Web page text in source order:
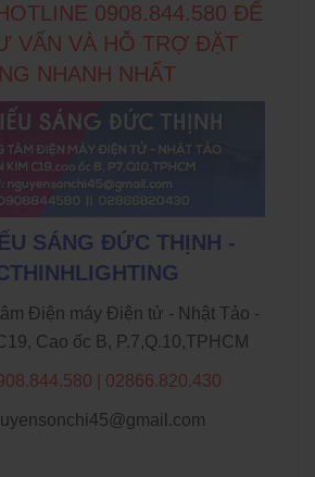
0908.844.580 ĐỂ
VẤN VÀ HỖ TRỢ ĐẶT
NHANH NHẤT
SÁNG ĐỨC THỊNH -
Điện máy Điện tử - Nhật Tảo -
Cao ốc B, P.7,Q.10,TPHCM
| 02866.820.430